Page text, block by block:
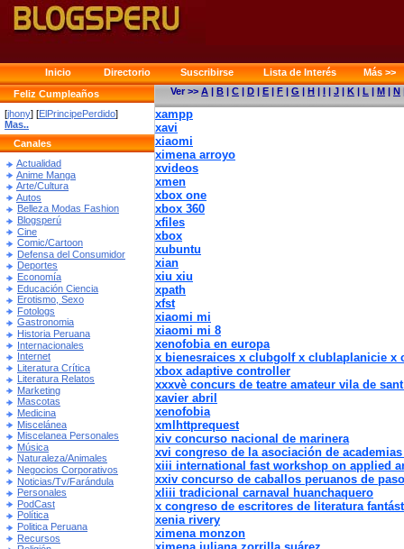
Inicio Directorio Suscribirse Lista de Interés
Más >>
Feliz Cumpleaños
[jhony] [ElPrincipePerdido]
Mas..
Canales
Actualidad
Anime Manga
Arte/Cultura
Autos
Belleza Modas Fashion
Blogsperú
Cine
Comic/Cartoon
Defensa del Consumidor
Deportes
Economía
Educación Ciencia
Erotismo, Sexo
Fotologs
Gastronomia
Historia Peruana
Internacionales
Internet
Literatura Crítica
Literatura Relatos
Marketing
Mascotas
Medicina
Miscelánea
Miscelanea Personales
Música
Naturaleza/Animales
Negocios Corporativos
Noticias/Tv/Farándula
Personales
PodCast
Política
Politica Peruana
Recursos
Ver >> A | B | C | D | E | F | G | H | I | J | K | L | M | N
xampp
xavi
xiaomi
ximena arroyo
xvideos
xmen
xbox one
xbox 360
xfiles
xbox
xubuntu
xian
xiu xiu
xpath
xfst
xiaomi mi
xiaomi mi 8
xenofobia en europa
x bienesraices x clubgolf x clublaplanicie x
xbox adaptive controller
xxxvè concurs de teatre amateur vila de
xavier abril
xenofobia
xmlhttprequest
xiv concurso nacional de marinera
xvi congreso de la asociación de
xiii international fast workshop on applied
xxiv concurso de caballos peruanos de
xliii tradicional carnaval huanchaquero
x congreso de escritores de literatura
xenia rivery
ximena monzon